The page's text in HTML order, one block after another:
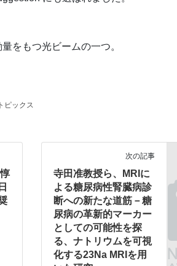
をもつ光ビームの一つ。
ピックス
次の記事
寺田准教授ら、MRIに
よる糖尿病性腎臓病診
断への新たな道筋－糖
尿病の革新的マーカー
としての可能性を探
る、ナトリウムを可視
化する23Na MRIを用